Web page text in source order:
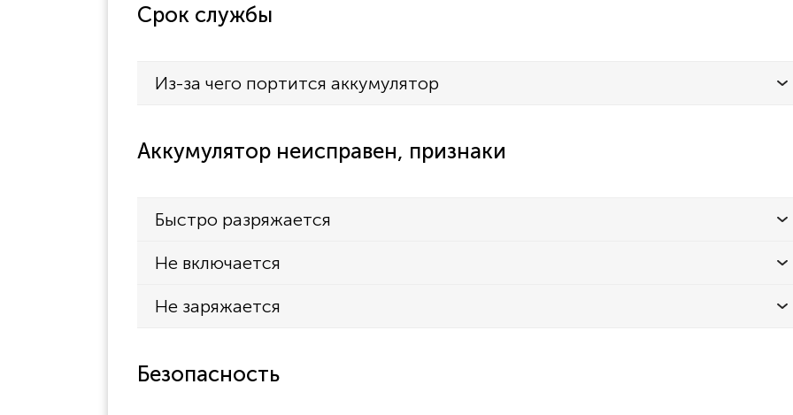
Срок службы
Из-за чего портится аккумулятор
Аккумулятор неисправен, признаки
Быстро разряжается
Не включается
Не заряжается
Безопасность